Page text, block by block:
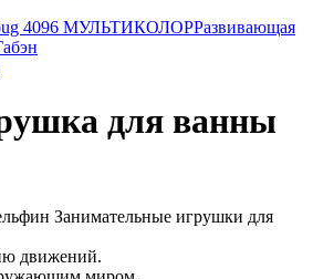
4096 МУЛЬТИКОЛОРРазвивающая
для ванны
Занимательные игрушки для
движений.